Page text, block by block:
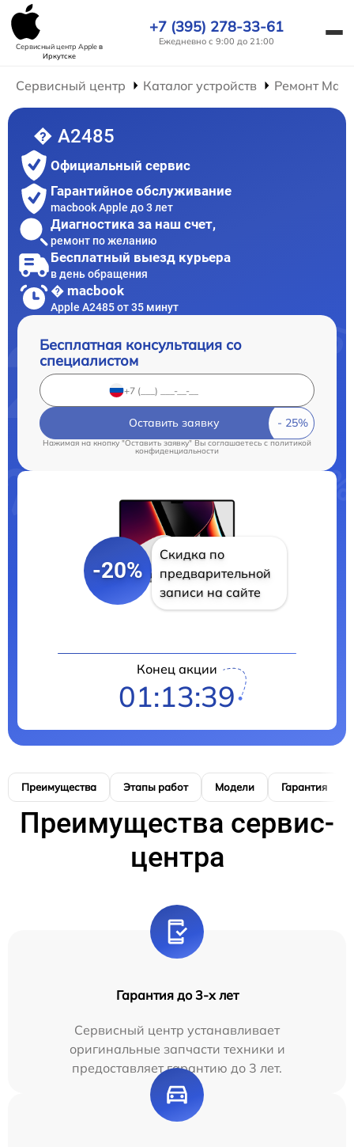
Сервисный центр Appleв
Иркутске
+7 (395) 278-33-61
Ежедневно с 9:00 до 21:00
Сервисный центр Каталог устройств Ремонт
� A2485
Официальный сервис
Гарантийное обслуживание
macbook Apple до 3 лет
Диагностика за наш счет,
ремонт по желанию
Бесплатный выезд курьера
в день обращения
� macbook
Apple A2485 от 35 минут
Бесплатная консультация со
специалистом
Оставить заявку
Нажимая на кнопку "Оставить заявку" Вы соглашаетесь cполитикой
конфиденциальности
-20%
Скидка по
предварительной
записи на сайте
Конец акции
01:13:38
Преимущества Этапы работ Модели Гарантия
Преимущества сервис-
центра
Гарантия до 3-х лет
Сервисный центр устанавливает
оригинальные запчасти техники и
предоставляет гарантию до 3 лет.